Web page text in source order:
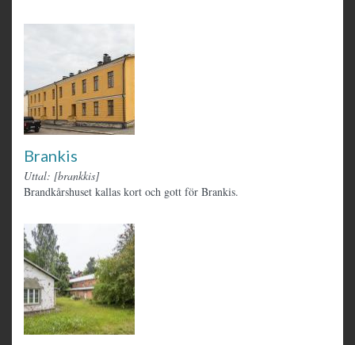
Brankis
Uttal: [brankkis]
Brandkårshuset kallas kort och gott för Brankis.